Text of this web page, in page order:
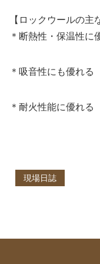
【ロックウールの主
＊断熱性・保温性に
＊吸音性にも優れる
＊耐火性能に優れる
現場日誌